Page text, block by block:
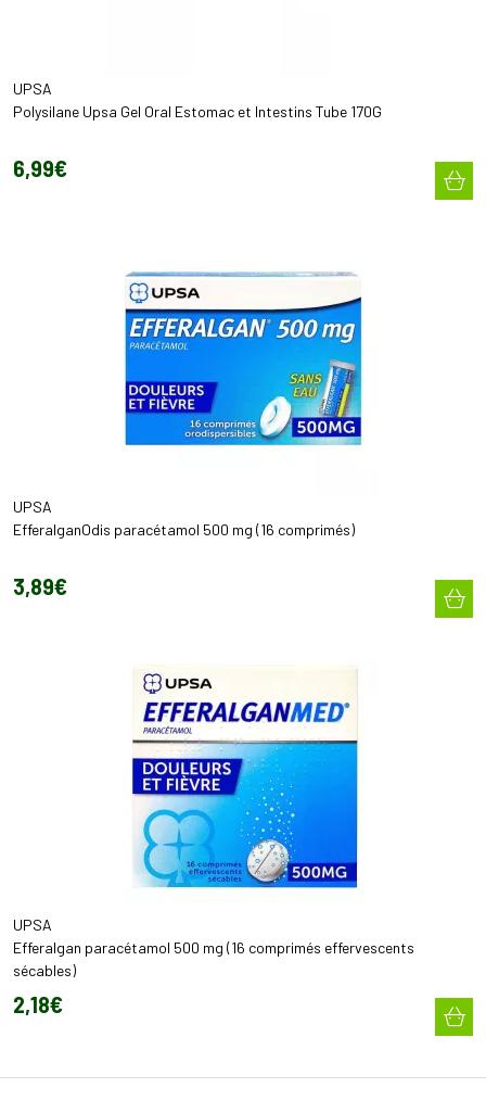
UPSA
Polysilane Upsa Gel Oral Estomac et Intestins Tube 170G
6,99€
UPSA
EfferalganOdis paracétamol 500 mg (16 comprimés)
3,89€
UPSA
Efferalgan paracétamol 500 mg (16 comprimés effervescents
sécables)
2,18€